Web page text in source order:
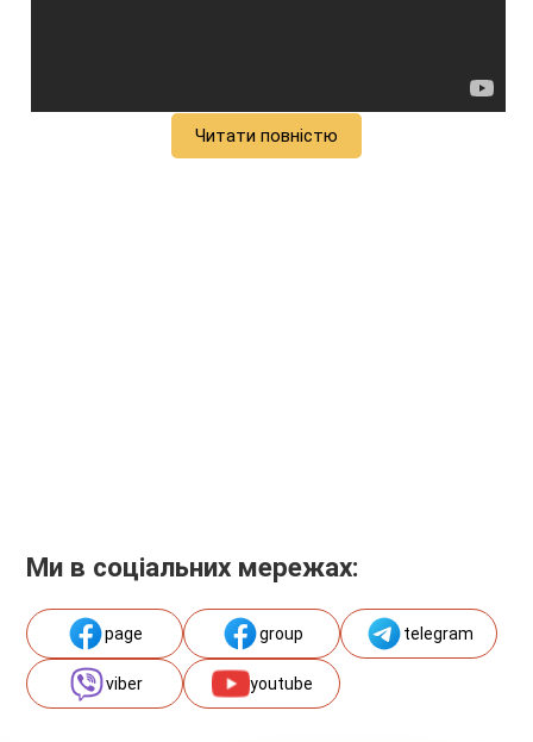
Читати повністю
Ми в соціальних мережах:
page group telegram
viber youtube